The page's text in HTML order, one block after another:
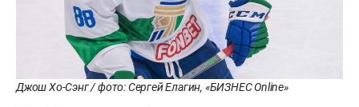
Джош Хо-Сэнг / фото: Сергей Елагин, «БИЗНЕС Online»